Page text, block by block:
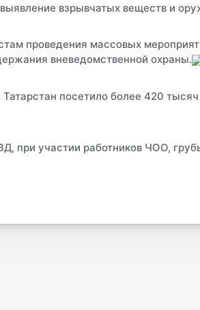
взрывчатых веществ и
проведения массовых
вневедомственной охраны.
посетило более 420
при участии работников ЧОО,